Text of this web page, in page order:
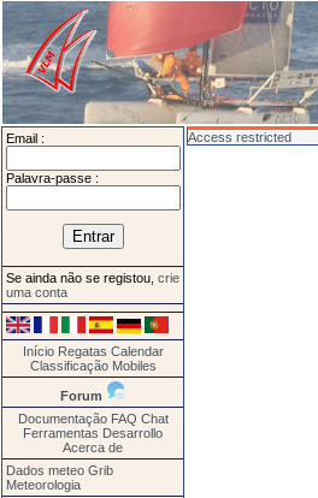
Email :
Palavra-passe :
Se ainda não se registou, crie
uma conta
Início Regatas Calendar
Classificação Mobiles
Forum
Documentação FAQ Chat
Ferramentas Desarrollo
Acerca de
Dados meteo Grib
Meteorologia
Access restricted